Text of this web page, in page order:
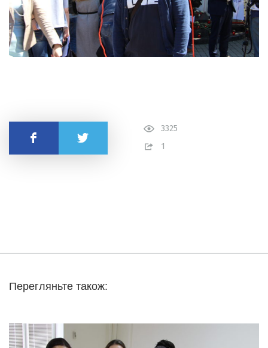
3325
1
Поделиться
Перегляньте також: